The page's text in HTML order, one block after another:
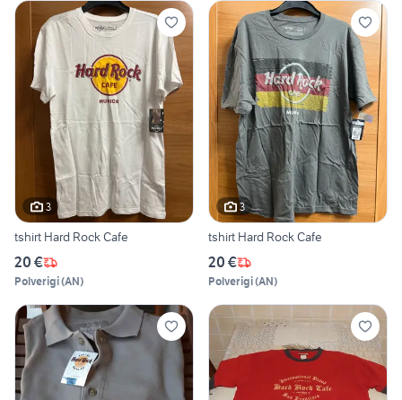
3
tshirt Hard Rock Cafe
20 €
Polverigi(AN)
3
tshirt Hard Rock Cafe
20 €
Polverigi(AN)